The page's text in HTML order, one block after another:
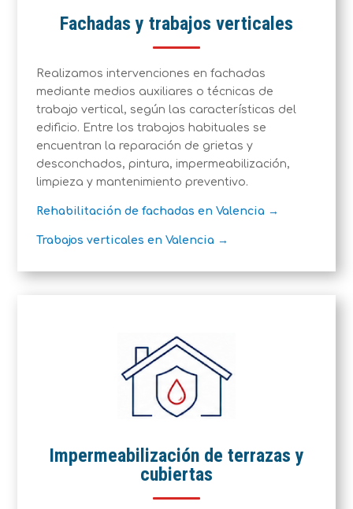
Fachadas y trabajos verticales
Realizamos intervenciones en fachadas
mediante medios auxiliares o técnicas de
trabajo vertical, según las características del
edificio. Entre los trabajos habituales se
encuentran la reparación de grietas y
desconchados, pintura, impermeabilización,
limpieza y mantenimiento preventivo.
Rehabilitación de fachadas en Valencia →
Trabajos verticales en Valencia →
Impermeabilización de terrazas y
cubiertas